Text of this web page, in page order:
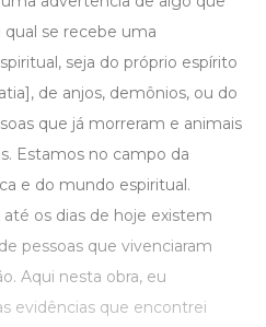
se recebe uma
seja do próprio espírito
de anjos, demônios, ou do
que já morreram e animais
Estamos no campo da
e do mundo espiritual.
os dias de hoje existem
pessoas que vivenciaram
Aqui nesta obra, eu
evidências que encontrei